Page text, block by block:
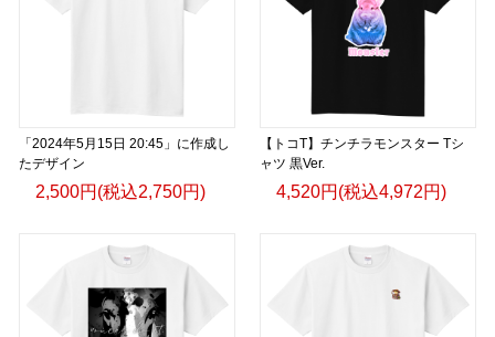
「2024年5月15日 20:45」に作成し
たデザイン
2,500円(税込2,750円)
【トコT】チンチラモンスター Tシ
ャツ 黒Ver.
4,520円(税込4,972円)